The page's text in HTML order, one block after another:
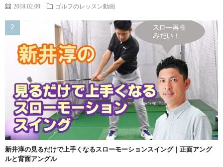
2018.02.09 ゴルフのレッスン動画
新井淳の見るだけで上手くなるスローモーションスイング｜正面アング
ルと背面アングル